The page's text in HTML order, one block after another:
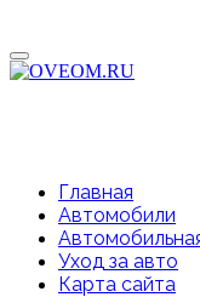
Главная
Автомобили
Уход за авто
Карта сайта